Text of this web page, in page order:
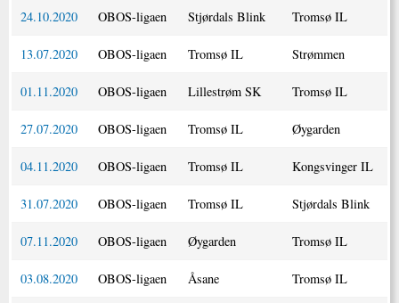
24.10.2020 OBOS-ligaen Stjørdals Blink Tromsø IL
13.07.2020 OBOS-ligaen Tromsø IL Strømmen
01.11.2020 OBOS-ligaen Lillestrøm SK Tromsø IL
27.07.2020 OBOS-ligaen Tromsø IL Øygarden
04.11.2020 OBOS-ligaen Tromsø IL Kongsvinger IL
31.07.2020 OBOS-ligaen Tromsø IL Stjørdals Blink
07.11.2020 OBOS-ligaen Øygarden Tromsø IL
03.08.2020 OBOS-ligaen Åsane Tromsø IL